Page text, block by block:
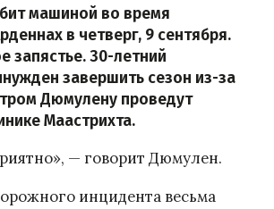
машиной во время
в четверг, 9 сентября.
запястье. 30-летний
завершить сезон из-за
Дюмулену проведут
Маастрихта.
— говорит Дюмулен.
инцидента весьма